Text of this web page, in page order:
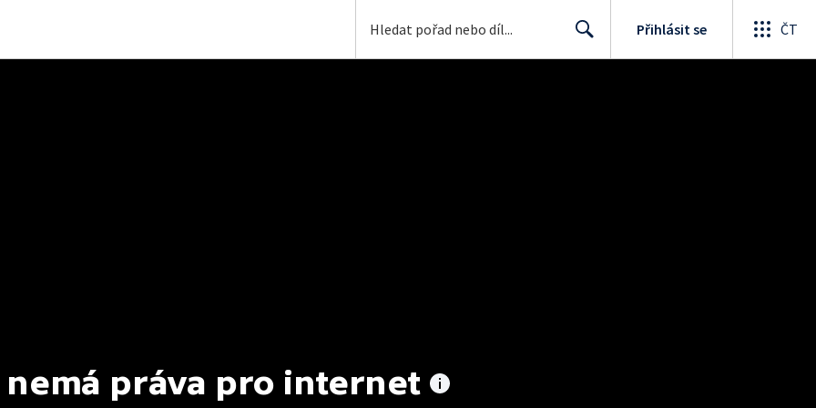
Přihlásit se ČT
nemá práva pro internet